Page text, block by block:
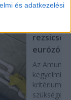
és adatkezelési
Az Amundi
kegyelmi